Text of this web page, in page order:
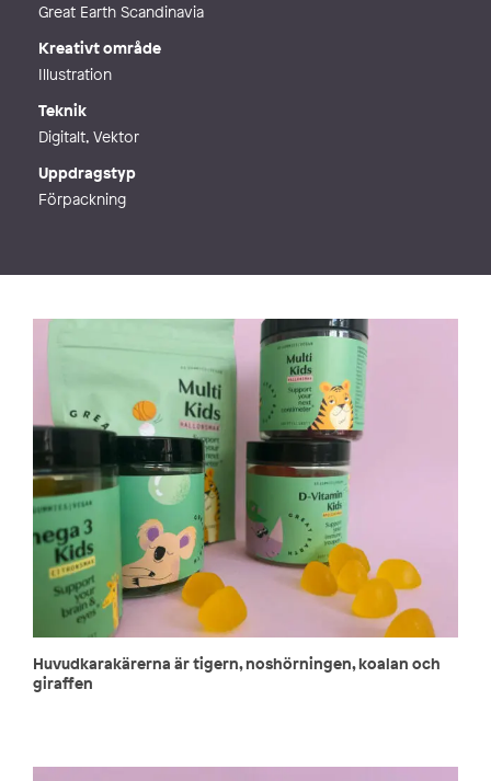
Great Earth Scandinavia
Kreativt område
Illustration
Teknik
Digitalt, Vektor
Uppdragstyp
Förpackning
Huvudkarakärerna är tigern, noshörningen, koalan och
giraffen